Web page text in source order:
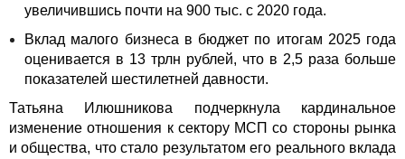
увеличившись почти на 900 тыс. с 2020 года.
Вклад малого бизнеса в бюджет по итогам 2025 года
оценивается в 13 трлн рублей, что в 2,5 раза больше
показателей шестилетней давности.
Татьяна Илюшникова подчеркнула кардинальное
изменение отношения к сектору МСП со стороны рынка
и общества, что стало результатом его реального вклада